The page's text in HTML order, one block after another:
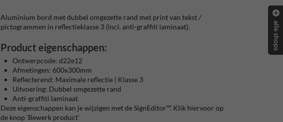
Aluminium bord met dubbel omgezette rand met print van tekst /
pictogrammen in reflectieklasse 3 (incl. anti-graffiti laminaat).
Product eigenschappen:
Ontwerpcode: d22e12
Afmetingen: 600x300mm
Reflecterend: Maximale reflectie | Klasse 3
Uitvoering: Dubbel omgezette rand
Anti-graffiti laminaat
Deze eigenschappen kan je wijzigen met de SignEditor™. Klik hiervoor op
de knop 'Bewerk product'
alle shops